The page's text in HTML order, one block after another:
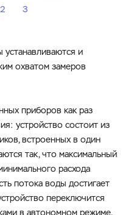
2 3
устанавливаются и
охватом замеров
приборов как раз
устройство состоит из
встроенных в один
так, что максимальный
расхода
потока воды достигает
переключится
в автономном режиме.